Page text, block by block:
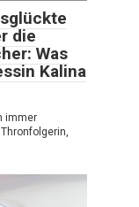
die
Was
Kalina
immer